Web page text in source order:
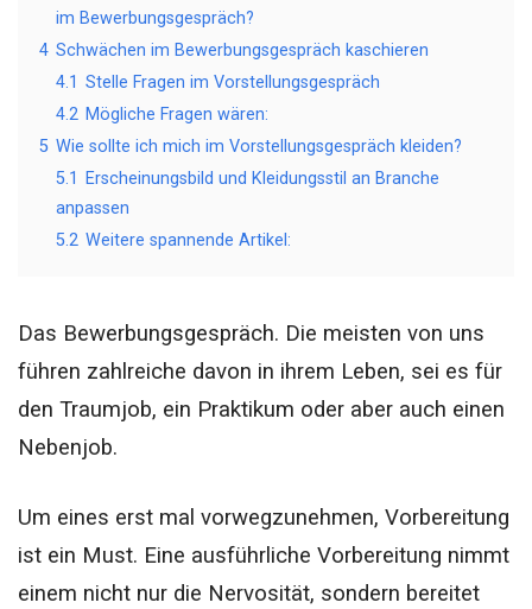
im Bewerbungsgespräch?
4 Schwächen im Bewerbungsgespräch kaschieren
4.1 Stelle Fragen im Vorstellungsgespräch
4.2 Mögliche Fragen wären:
5 Wie sollte ich mich im Vorstellungsgespräch kleiden?
5.1
Erscheinungsbild und Kleidungsstil an Branche
anpassen
5.2 Weitere spannende Artikel:
Das Bewerbungsgespräch. Die meisten von uns
führen zahlreiche davon in ihrem Leben, sei es für
den Traumjob, ein Praktikum oder aber auch einen
Nebenjob.
Um eines erst mal vorwegzunehmen, Vorbereitung
ist ein Must. Eine ausführliche Vorbereitung nimmt
einem nicht nur die Nervosität, sondern bereitet